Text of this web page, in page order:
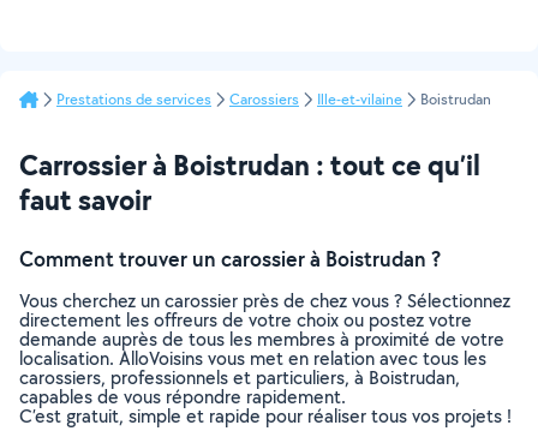
Prestations de services Carossiers Ille-et-vilaine Boistrudan
Carrossier à Boistrudan : tout ce qu’il
faut savoir
Comment trouver un carossier à Boistrudan ?
Vous cherchez un carossier près de chez vous ? Sélectionnez
directement les offreurs de votre choix ou postez votre
demande auprès de tous les membres à proximité de votre
localisation. AlloVoisins vous met en relation avec tous les
carossiers, professionnels et particuliers, à Boistrudan,
capables de vous répondre rapidement.
C’est gratuit, simple et rapide pour réaliser tous vos projets !